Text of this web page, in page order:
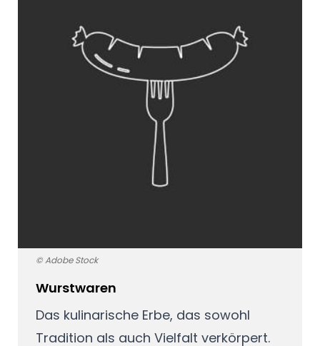
© Adobe Stock
Wurstwaren
Das kulinarische Erbe, das sowohl
Tradition als auch Vielfalt verkörpert.